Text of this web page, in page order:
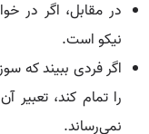
در مقابل، اگر در
نیکو است.
اگر فردی ببیند که
را تمام کند، تعبیر
نمی‌رساند.